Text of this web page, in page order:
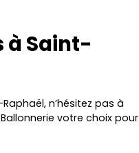
à Saint-
n’hésitez pas à
votre choix pour